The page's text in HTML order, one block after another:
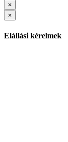
×
×
Elállási kérelmek